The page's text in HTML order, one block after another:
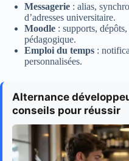
Messagerie : alias,
d’adresses universitaire.
Moodle : supports,
pédagogique.
Emploi du temps :
personnalisées.
Alternance
conseils pour réussir